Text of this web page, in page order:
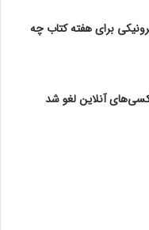
برای هفته کتاب چه
آنلاین لغو شد